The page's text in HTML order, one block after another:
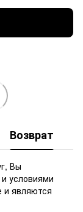
Возврат
Вы
условиями
и являются